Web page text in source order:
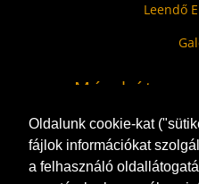
Oldalunk cookie-kat
fájlok információkat
a felhasználó
Leendő
Még
000
Nap
00
Ó